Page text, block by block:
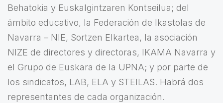
Behatokia y Euskalgintzaren Kontseilua; del
ámbito educativo, la Federación de Ikastolas de
Navarra – NIE, Sortzen Elkartea, la asociación
NIZE de directores y directoras, IKAMA Navarra y
el Grupo de Euskara de la UPNA; y por parte de
los sindicatos, LAB, ELA y STEILAS. Habrá dos
representantes de cada organización.